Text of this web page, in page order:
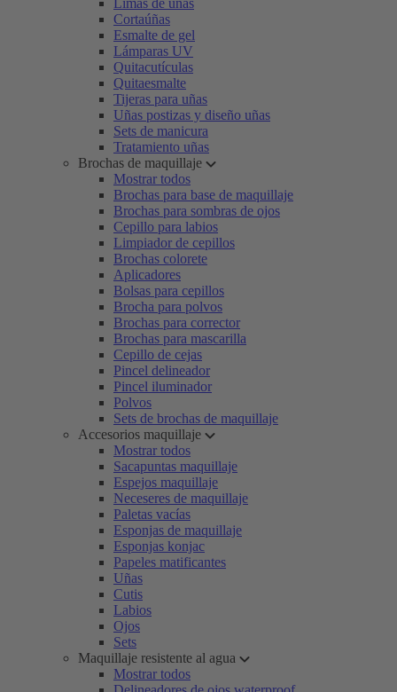
Limas de uñas
Cortaúñas
Esmalte de gel
Lámparas UV
Quitacutículas
Quitaesmalte
Tijeras para uñas
Uñas postizas y diseño uñas
Sets de manicura
Tratamiento uñas
Brochas de maquillaje
Mostrar todos
Brochas para base de maquillaje
Brochas para sombras de ojos
Cepillo para labios
Limpiador de cepillos
Brochas colorete
Aplicadores
Bolsas para cepillos
Brocha para polvos
Brochas para corrector
Brochas para mascarilla
Cepillo de cejas
Pincel delineador
Pincel iluminador
Polvos
Sets de brochas de maquillaje
Accesorios maquillaje
Mostrar todos
Sacapuntas maquillaje
Espejos maquillaje
Neceseres de maquillaje
Paletas vacías
Esponjas de maquillaje
Esponjas konjac
Papeles matificantes
Uñas
Cutis
Labios
Ojos
Sets
Maquillaje resistente al agua
Mostrar todos